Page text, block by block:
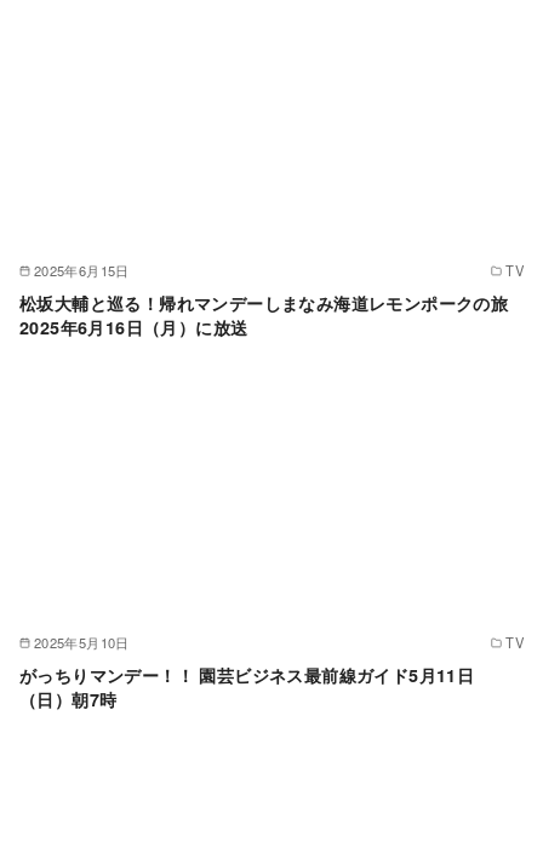
2025年6月15日 TV
松坂大輔と巡る！帰れマンデーしまなみ海道レモンポークの旅
2025年6月16日（月）に放送
2025年5月10日 TV
がっちりマンデー！！ 園芸ビジネス最前線ガイド5月11日
（日）朝7時